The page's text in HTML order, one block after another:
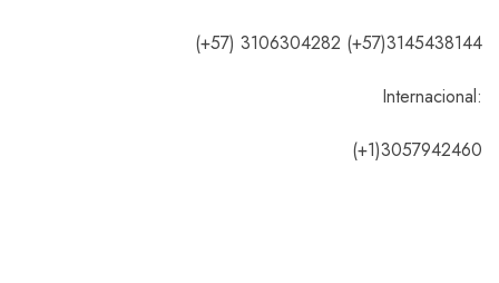
(+57) 3106304282 (+57)3145438144
Internacional:
(+1)3057942460